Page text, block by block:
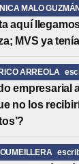
MALO GUZMÁN
aquí
MVS ya
ARREOLA
empresarial
no los